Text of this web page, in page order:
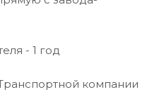
- 1 год
компании